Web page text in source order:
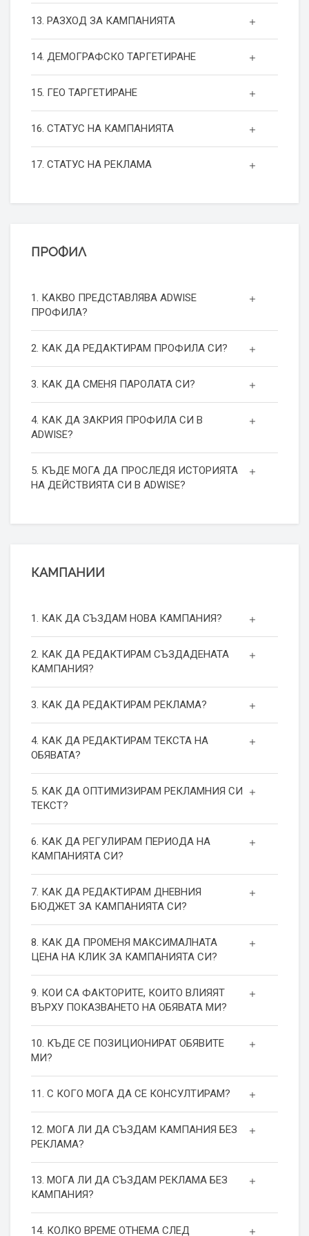
13. РАЗХОД ЗА КАМПАНИЯТА
14. ДЕМОГРАФСКО ТАРГЕТИРАНЕ
15. ГЕО ТАРГЕТИРАНЕ
16. СТАТУС НА КАМПАНИЯТА
17. СТАТУС НА РЕКЛАМА
ПРОФИЛ
1. КАКВО ПРЕДСТАВЛЯВА ADWISE
ПРОФИЛА?
2. КАК ДА РЕДАКТИРАМ ПРОФИЛА СИ?
3. КАК ДА СМЕНЯ ПАРОЛАТА СИ?
4. КАК ДА ЗАКРИЯ ПРОФИЛА СИ В
ADWISE?
5. КЪДЕ МОГА ДА ПРОСЛЕДЯ ИСТОРИЯТА
НА ДЕЙСТВИЯТА СИ В ADWISE?
КАМПАНИИ
1. КАК ДА СЪЗДАМ НОВА КАМПАНИЯ?
2. КАК ДА РЕДАКТИРАМ СЪЗДАДЕНАТА
КАМПАНИЯ?
3. КАК ДА РЕДАКТИРАМ РЕКЛАМА?
4. КАК ДА РЕДАКТИРАМ ТЕКСТА НА
ОБЯВАТА?
5. КАК ДА ОПТИМИЗИРАМ РЕКЛАМНИЯ СИ
ТЕКСТ?
6. КАК ДА РЕГУЛИРАМ ПЕРИОДА НА
КАМПАНИЯТА СИ?
7. КАК ДА РЕДАКТИРАМ ДНЕВНИЯ
БЮДЖЕТ ЗА КАМПАНИЯТА СИ?
8. КАК ДА ПРОМЕНЯ МАКСИМАЛНАТА
ЦЕНА НА КЛИК ЗА КАМПАНИЯТА СИ?
9. КОИ СА ФАКТОРИТЕ, КОИТО ВЛИЯЯТ
ВЪРХУ ПОКАЗВАНЕТО НА ОБЯВАТА МИ?
10. КЪДЕ СЕ ПОЗИЦИОНИРАТ ОБЯВИТЕ
МИ?
11. С КОГО МОГА ДА СЕ КОНСУЛТИРАМ?
12. МОГА ЛИ ДА СЪЗДАМ КАМПАНИЯ БЕЗ
РЕКЛАМА?
13. МОГА ЛИ ДА СЪЗДАМ РЕКЛАМА БЕЗ
КАМПАНИЯ?
14. КОЛКО ВРЕМЕ ОТНЕМА СЛЕД